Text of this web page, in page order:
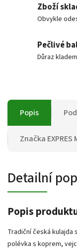
Zboží
Obvykle
Pečlivé
Důraz
Popis
Značka EXPRES
Detailní
Popis
Tradiční česká kulajda
polévka s koprem,